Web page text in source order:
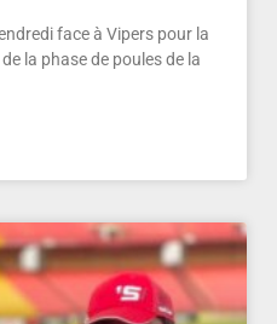
face à Vipers pour la
la phase de poules de la